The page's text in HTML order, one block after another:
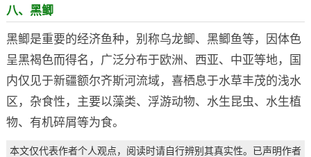
八、黑鲫
黑鲫是重要的经济鱼种，别称乌龙鲫、黑鲫鱼等，因体色
呈黑褐色而得名，广泛分布于欧洲、西亚、中亚等地，国
内仅见于新疆额尔齐斯河流域，喜栖息于水草丰茂的浅水
区，杂食性，主要以藻类、浮游动物、水生昆虫、水生植
物、有机碎屑等为食。
本文仅代表作者个人观点，阅读时请自行辨别其真实性。已声明作者